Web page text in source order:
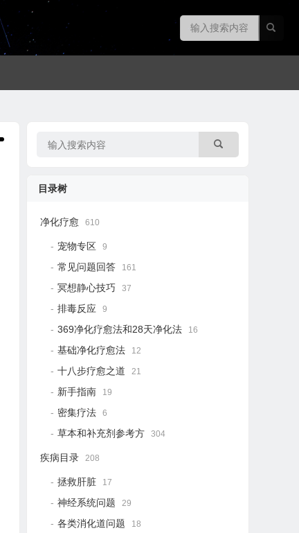
目录树
净化疗愈 610
宠物专区 9
常见问题回答 161
冥想静心技巧 37
排毒反应 9
369净化疗愈法和28天净化法 16
基础净化疗愈法 12
十八步疗愈之道 21
新手指南 19
密集疗法 6
草本和补充剂参考方 304
疾病目录 208
拯救肝脏 17
神经系统问题 29
各类消化道问题 18